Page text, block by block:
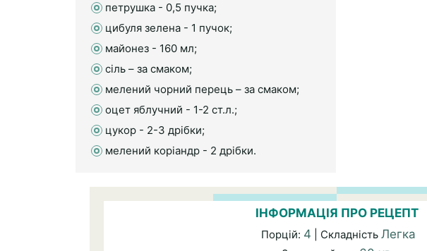
петрушка - 0,5 пучка;
цибуля зелена - 1 пучок;
майонез - 160 мл;
сіль – за смаком;
мелений чорний перець – за смаком;
оцет яблучний - 1-2 ст.л.;
цукор - 2-3 дрібки;
мелений коріандр - 2 дрібки.
ІНФОРМАЦІЯ ПРО РЕЦЕПТ
Порцій: 4 | Складність Легка